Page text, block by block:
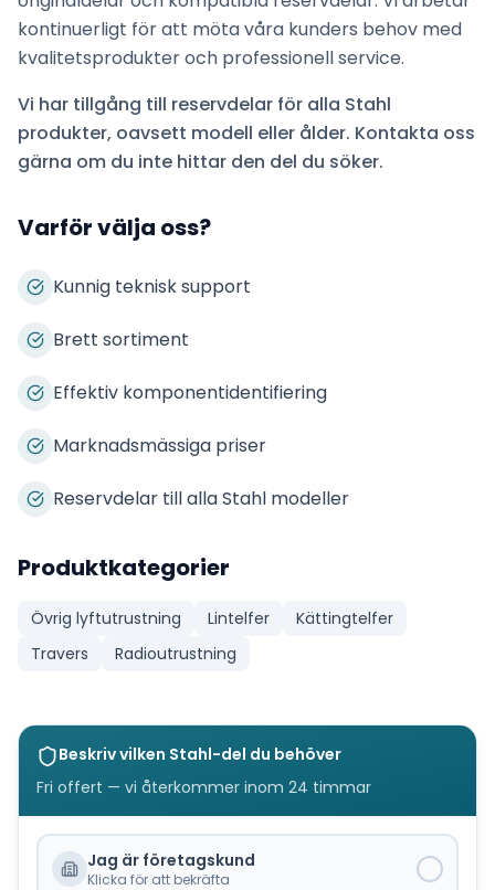
kontinuerligt för att möta våra kunders behov med
kvalitetsprodukter och professionell service.
Vi har tillgång till reservdelar för alla Stahl
produkter, oavsett modell eller ålder. Kontakta oss
gärna om du inte hittar den del du söker.
Varför välja oss?
Kunnig teknisk support
Brett sortiment
Effektiv komponentidentifiering
Marknadsmässiga priser
Reservdelar till alla Stahl modeller
Produktkategorier
Övrig lyftutrustning Lintelfer
Kättingtelfer
Travers
Radioutrustning
Beskriv vilken Stahl-del du behöver
Fri offert — vi återkommer inom 24 timmar
Jag är företagskund
Klicka för att bekräfta